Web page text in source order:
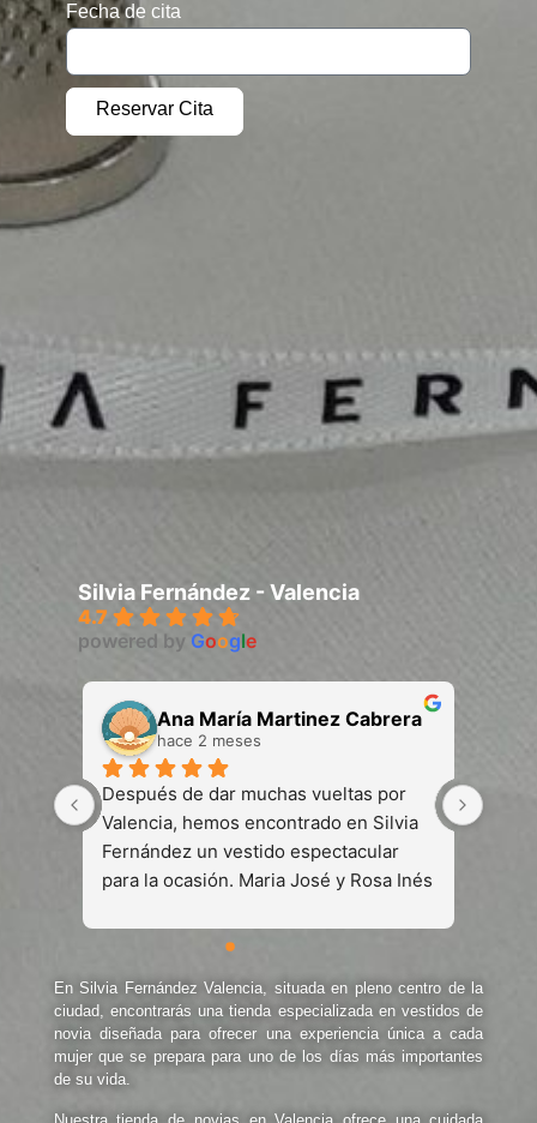
Fecha de cita
Alternative:
Silvia Fernández - Valencia
4.7
powered by Google
Ana María Martinez Cabrera
hace 2 meses
Después de dar muchas vueltas por
Valencia, hemos encontrado en Silvia
Fernández un vestido espectacular
para la ocasión. Maria José y Rosa Inés
y cercano, haciéndonos sentir como en
encontrado el vestido para mi boda.
En Silvia Fernández Valencia, situada en pleno centro de la
ciudad, encontrarás una tienda especializada en vestidos de
novia diseñada para ofrecer una experiencia única a cada
mujer que se prepara para uno de los días más importantes
de su vida.